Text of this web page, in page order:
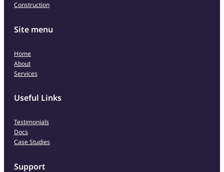
Construction
Site menu
Home
About
Services
Useful Links
Testimonials
Docs
Case Studies
Support